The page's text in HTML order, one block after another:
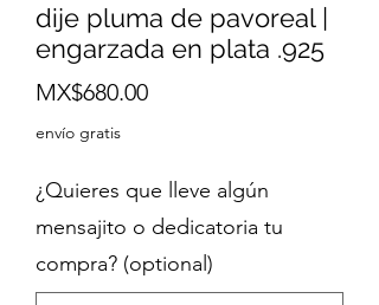
dije pluma de pavoreal |
engarzada en plata .925
MX$680.00Price
envío gratis
¿Quieres que lleve algún
mensajito o dedicatoria tu
compra? (optional)